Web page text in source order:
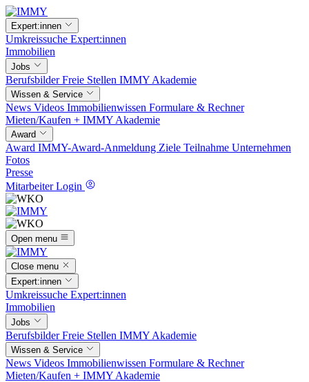
Expert:innen
Umkreissuche Expert:innen
Immobilien
Jobs
BerufsbilderFreie Stellen IMMY Akademie
Wissen & Service
News Videos Immobilienwissen Formulare & Rechner
Mieten/Kaufen + IMMY Akademie
Award
Award IMMY-Award-Anmeldung Ziele Teilnahme Unternehmen
Fotos
Presse
Mitarbeiter Login
Open menu
Close menu
Expert:innen
Umkreissuche Expert:innen
Immobilien
Jobs
BerufsbilderFreie Stellen IMMY Akademie
Wissen & Service
News Videos Immobilienwissen Formulare & Rechner
Mieten/Kaufen + IMMY Akademie